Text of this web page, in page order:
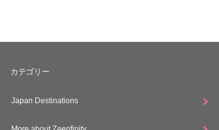
カテゴリー
Japan Destinations
More about Zeenfinity